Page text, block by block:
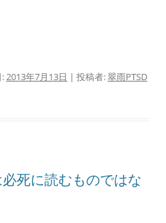
2013年7月13日 | 投稿者:翠雨PTSD
死に読むものではな